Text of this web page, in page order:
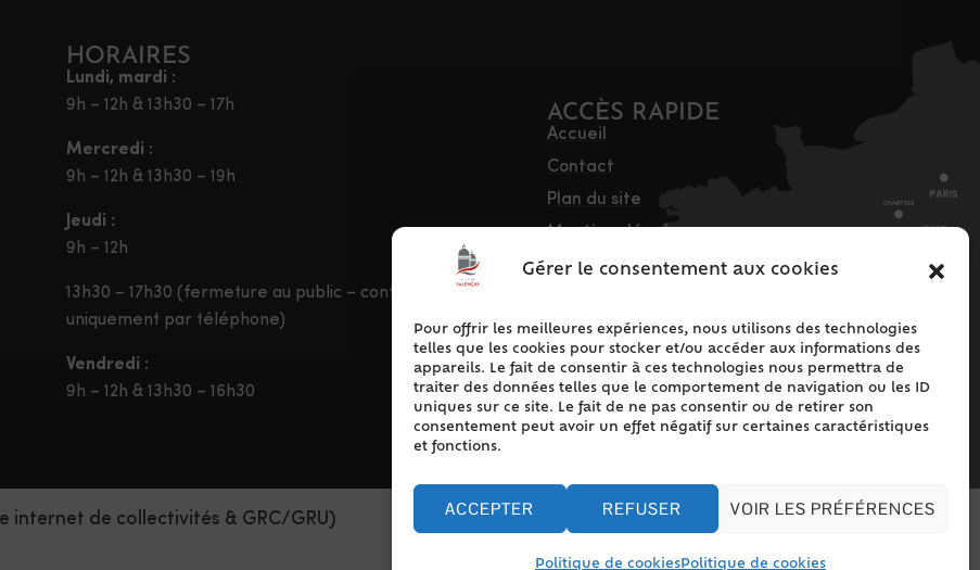
Gérer le consentement aux cookies
Pour offrir les meilleures expériences, nous utilisons des technologies
telles que les cookies pour stocker et/ou accéder aux informations des
appareils. Le fait de consentir à ces technologies nous permettra de
traiter des données telles que le comportement de navigation ou les ID
uniques sur ce site. Le fait de ne pas consentir ou de retirer son
consentement peut avoir un effet négatif sur certaines caractéristiques
et fonctions.
ACCEPTER REFUSER VOIR LES PRÉFÉRENCES
Politique de cookiesPolitique de cookies
HORAIRES
Lundi, mardi :
9h – 12h & 13h30 – 17h
Mercredi :
9h – 12h & 13h30 – 19h
Jeudi :
9h – 12h
13h30 – 17h30 (fermeture au public – contact
uniquement par téléphone)
Vendredi :
9h – 12h & 13h30 – 16h30
ACCÈS RAPIDE
Accueil
Contact
Plan du site
Mentions légales
Traitement des
Politique de cookies
(UE)
internet de collectivités & GRC/GRU)